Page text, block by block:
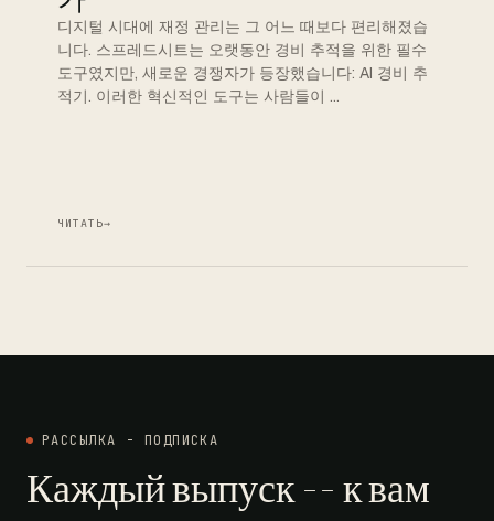
디지털 시대에 재정 관리는 그 어느 때보다 편리해졌습
니다. 스프레드시트는 오랫동안 경비 추적을 위한 필수
도구였지만, 새로운 경쟁자가 등장했습니다: AI 경비 추
적기. 이러한 혁신적인 도구는 사람들이 …
ЧИТАТЬ→
РАССЫЛКА - ПОДПИСКА
Каждый выпуск -- к вам